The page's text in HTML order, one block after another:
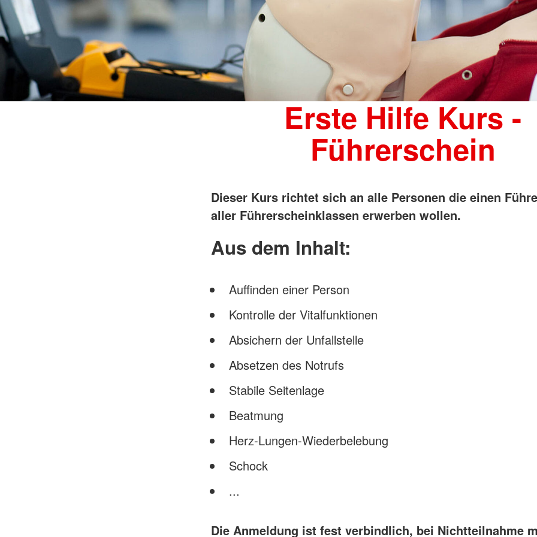
Erste Hilfe Kurs -
Führerschein
Dieser Kurs richtet sich an alle Personen die einen
aller Führerscheinklassen erwerben wollen.
Aus dem Inhalt:
Auffinden einer Person
Kontrolle der Vitalfunktionen
Absichern der Unfallstelle
Absetzen des Notrufs
Stabile Seitenlage
Beatmung
Herz-Lungen-Wiederbelebung
Schock
...
Die Anmeldung ist fest verbindlich, bei Nichtteilnahme